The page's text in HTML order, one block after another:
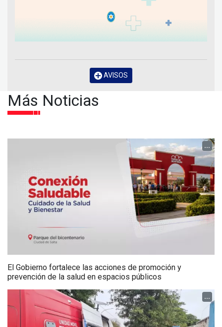
AVISOS
Más Noticias
...
El Gobierno fortalece las acciones de promoción y
prevención de la salud en espacios públicos
...